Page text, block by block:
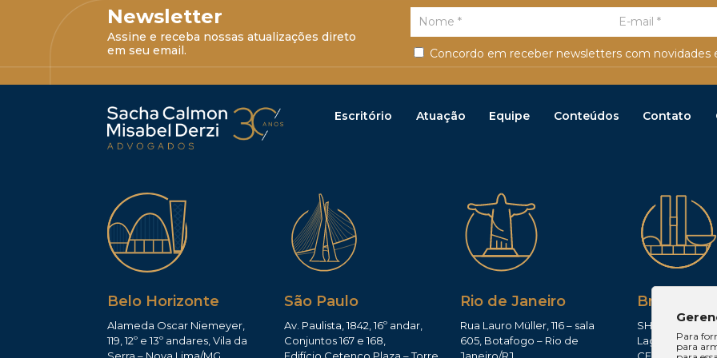
Newsletter
Assine e receba nossas atualizações direto
em seu email.
Concordo em receber newsletters com novidades
Escritório Atuação Equipe Conteúdos Contato
Belo Horizonte
Alameda Oscar Niemeyer,
119, 12º e 13º andares, Vila da
São Paulo
Av. Paulista, 1842, 16º andar,
Conjuntos 167 e 168,
Rio de Janeiro
Rua Lauro Müller, 116 – sala
605, Botafogo – Rio de
Brasília
SHIS QI 11,
Lago Sul –
Para
para